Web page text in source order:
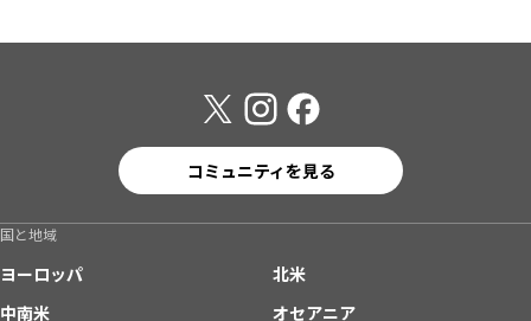
コミュニティを見る
国と地域
ヨーロッパ
北米
中南米
オセアニア